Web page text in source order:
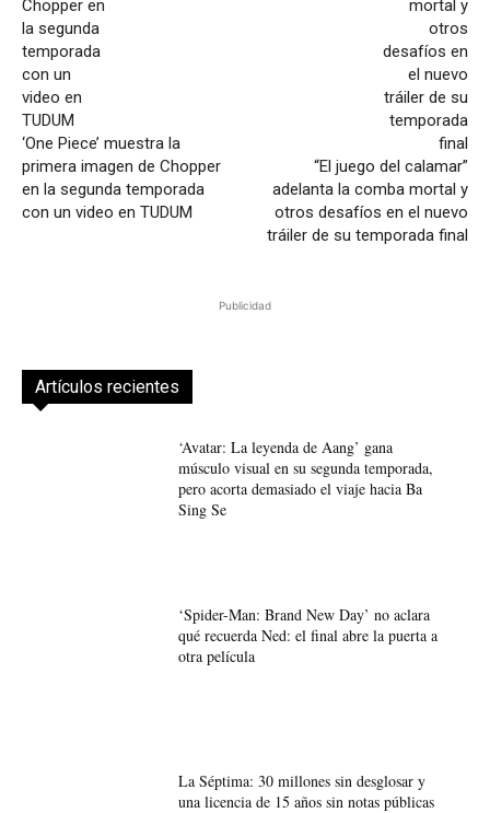
‘One Piece’ muestra la
primera imagen de Chopper
en la segunda temporada
con un video en TUDUM
“El juego del calamar”
adelanta la comba mortal y
otros desafíos en el nuevo
tráiler de su temporada final
Publicidad
Artículos recientes
‘Avatar: La leyenda de Aang’ gana
músculo visual en su segunda temporada,
pero acorta demasiado el viaje hacia Ba
Sing Se
‘Spider-Man: Brand New Day’ no aclara
qué recuerda Ned: el final abre la puerta a
otra película
La Séptima: 30 millones sin desglosar y
una licencia de 15 años sin notas públicas